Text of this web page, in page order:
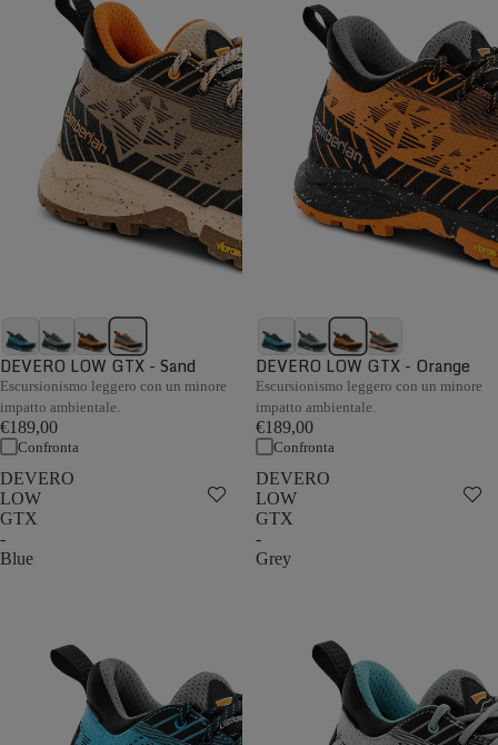
DEVERO LOW GTX - Sand
Escursionismo leggero con un minore
impatto ambientale.
€189,00
Confronta
DEVERO LOW GTX - Orange
Escursionismo leggero con un minore
impatto ambientale.
€189,00
Confronta
DEVERO
LOW
GTX
-
Blue
DEVERO
LOW
GTX
-
Grey